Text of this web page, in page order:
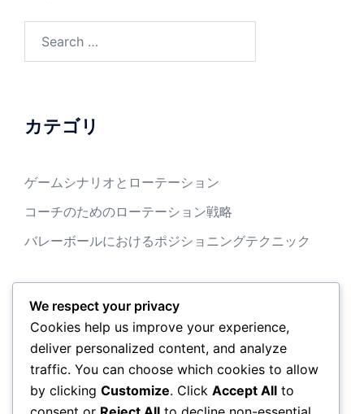
for:
カテゴリ
ゲームシナリオとローテーション
コーチのためのローテーション戦略
バレーボールにおけるポジショニングテクニック
アーカイブ
February 2026
January 2026
We respect your privacy
Cookies help us improve your experience,
deliver personalized content, and analyze
traffic. You can choose which cookies to allow
by clicking Customize. Click Accept All to